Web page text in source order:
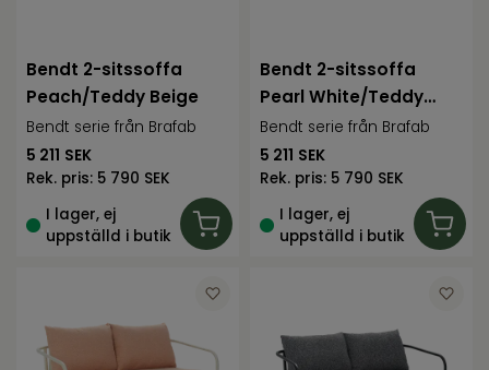
Bendt 2-sitssoffa
Peach/Teddy Beige
Bendt serie från Brafab
5 211 SEK
Rek. pris: 5 790 SEK
I lager, ej
uppställd i butik
Bendt 2-sitssoffa
Pearl White/Teddy
Beige
Bendt serie från Brafab
5 211 SEK
Rek. pris: 5 790 SEK
I lager, ej
uppställd i butik